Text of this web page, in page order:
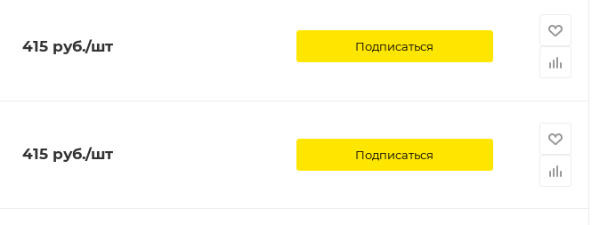
415руб./шт Подписаться
415руб./шт Подписаться